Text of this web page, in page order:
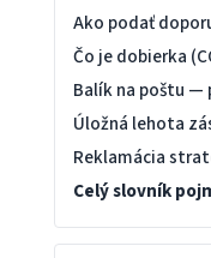
Ako podať
Čo je dobierka
Balík na poštu —
Úložná lehota
Reklamácia
Celý slovník